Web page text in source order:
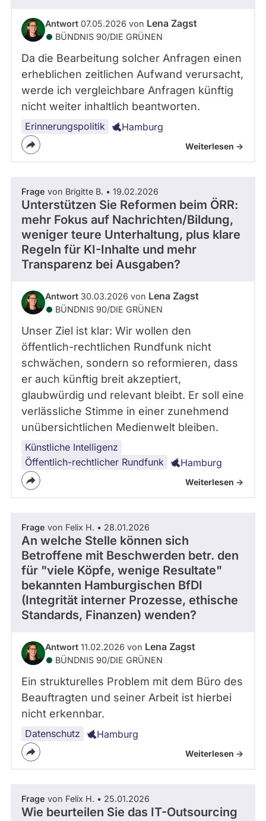
Antwort 07.05.2026 von Lena Zagst
BÜNDNIS 90/­DIE GRÜNEN
Da die Bearbeitung solcher Anfragen einen
erheblichen zeitlichen Aufwand verursacht,
werde ich vergleichbare Anfragen künftig
nicht weiter inhaltlich beantworten.
Erinnerungspolitik Hamburg
Weiterlesen ->
Frage von Brigitte B. • 19.02.2026
Unterstützen Sie Reformen beim ÖRR:
mehr Fokus auf Nachrichten/Bildung,
weniger teure Unterhaltung, plus klare
Regeln für KI-Inhalte und mehr
Transparenz bei Ausgaben?
Antwort 30.03.2026 von Lena Zagst
BÜNDNIS 90/­DIE GRÜNEN
Unser Ziel ist klar: Wir wollen den
öffentlich-rechtlichen Rundfunk nicht
schwächen, sondern so reformieren, dass
er auch künftig breit akzeptiert,
glaubwürdig und relevant bleibt. Er soll eine
verlässliche Stimme in einer zunehmend
unübersichtlichen Medienwelt bleiben.
Künstliche Intelligenz
Öffentlich-rechtlicher Rundfunk
Hamburg
Weiterlesen ->
Frage von Felix H. • 28.01.2026
An welche Stelle können sich
Betroffene mit Beschwerden betr. den
für "viele Köpfe, wenige Resultate"
bekannten Hamburgischen BfDI
(Integrität interner Prozesse, ethische
Standards, Finanzen) wenden?
Antwort 11.02.2026 von Lena Zagst
BÜNDNIS 90/­DIE GRÜNEN
Ein strukturelles Problem mit dem Büro des
Beauftragten und seiner Arbeit ist hierbei
nicht erkennbar.
Datenschutz Hamburg
Weiterlesen ->
Frage von Felix H. • 25.01.2026
Wie beurteilen Sie das IT-Outsourcing